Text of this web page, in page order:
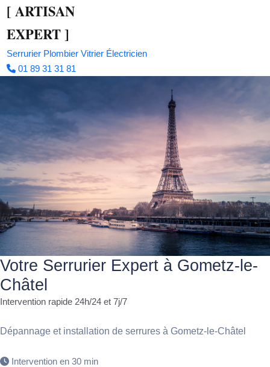
[ ARTISAN
EXPERT]
Serrurier Plombier Vitrier Électricien
01 89 31 31 81
Votre Serrurier Expert à Gometz-le-
Châtel
Intervention rapide 24h/24 et 7j/7
Dépannage et installation de serrures à Gometz-le-Châtel
Intervention en 30 min